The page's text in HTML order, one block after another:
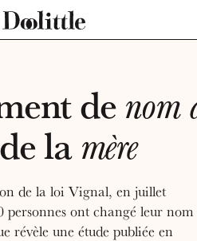
de nom
la mère
de la loi Vignal, en juillet
personnes ont changé leur nom
révèle une étude publiée en